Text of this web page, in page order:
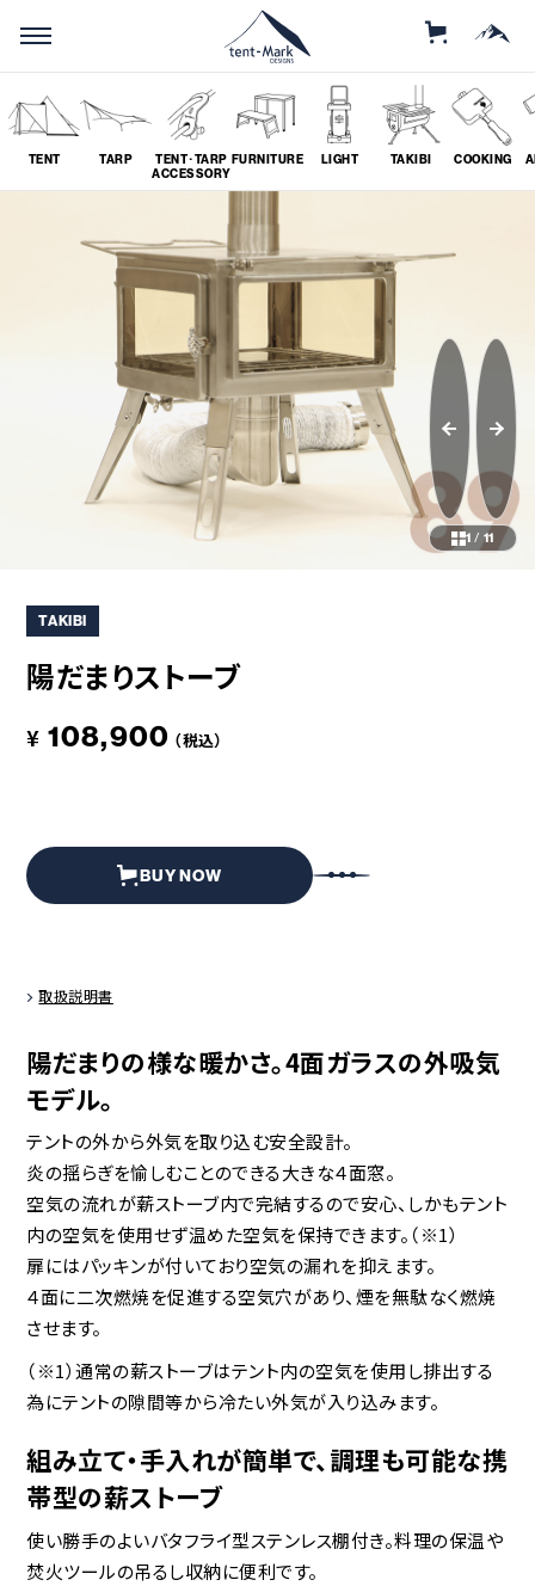
STORE
MOUNTAIN
TENT
TARP
TENT･TARP
ACCESSORY
FURNITURE LIGHT TAKIBI COOKING
ソロ
# SOLO
グループ
# GROUP
ツーリング
# TOURING
料理
# COOKING
コラボレーション
ABOUT US
INFORMATION CONTACT
1 / 11
TAKIBI
陽だまりストーブ
¥ 108,900 （税込）
BUY NOW
取扱説明書
陽だまりの様な暖かさ。4面ガラスの外吸気
モデル。
テントの外から外気を取り込む安全設計。
炎の揺らぎを愉しむことのできる大きな４面窓。
空気の流れが薪ストーブ内で完結するので安心、しかもテント
内の空気を使用せず温めた空気を保持できます。（※1）
扉にはパッキンが付いており空気の漏れを抑えます。
４面に二次燃焼を促進する空気穴があり、煙を無駄なく燃焼
させます。
（※1）通常の薪ストーブはテント内の空気を使用し排出する
為にテントの隙間等から冷たい外気が入り込みます。
組み立て・手入れが簡単で、調理も可能な携
帯型の薪ストーブ
使い勝手のよいバタフライ型ステンレス棚付き。料理の保温や
焚火ツールの吊るし収納に便利です。